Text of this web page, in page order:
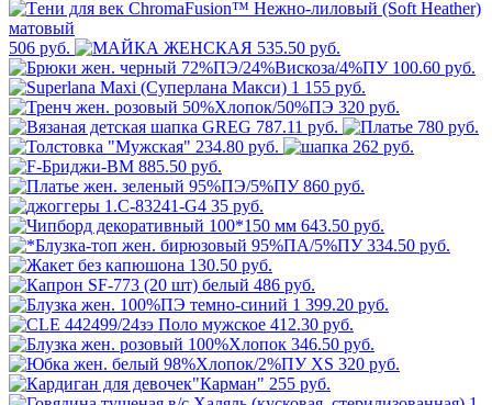
506 руб.
535.50 руб.
100.60 руб.
1 155 руб.
320 руб.
787.11 руб.
780 руб.
234.80 руб.
262 руб.
885.50 руб.
860 руб.
35 руб.
643.50 руб.
334.50 руб.
130.50 руб.
486 руб.
1 399.20 руб.
412.30 руб.
346.50 руб.
320 руб.
255 руб.